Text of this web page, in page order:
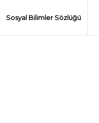
Sosyal Bilimler Sözlüğü